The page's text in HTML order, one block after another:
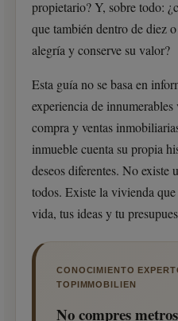
propietario? Y, sobre todo:
que también dentro de diez
alegría y conserve su valor?
Esta guía no se basa en
experiencia de innumerables
compra y ventas
inmueble cuenta su propia
deseos diferentes. No existe
todos. Existe la vivienda
vida, tus ideas y tu
CONOCIMIENTO
TOPIMMOBILIEN
No compres